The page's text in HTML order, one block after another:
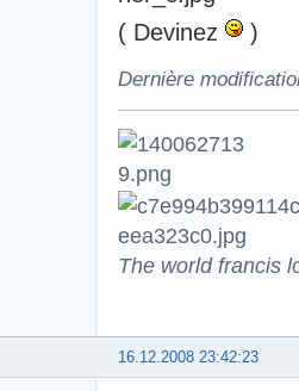
( Devinez )
Dernière
The world francis
16.12.2008 23:42:23